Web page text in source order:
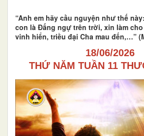
“Anh em hãy cầu nguyện như thế
con là Đấng ngự trên trời, xin làm
vinh hiển, triều đại Cha mau đến,…”
18/06/2026
THỨ NĂM TUẦN 11